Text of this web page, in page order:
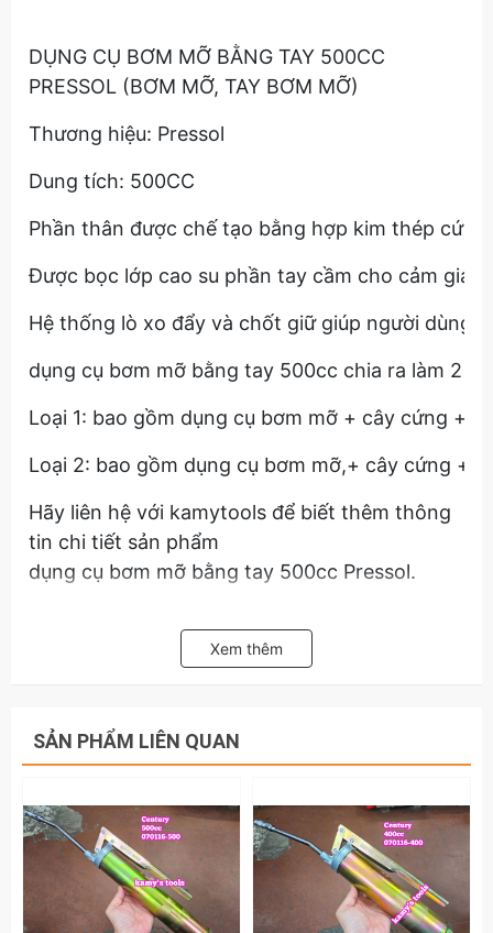
DỤNG CỤ BƠM MỠ BẰNG TAY 500CC
PRESSOL (BƠM MỠ, TAY BƠM MỠ)
Thương hiệu: Pressol
Dung tích: 500CC
Phần thân được chế tạo bằng hợp kim thép
Được bọc lớp cao su phần tay cầm cho cảm
Hệ thống lò xo đẩy và chốt giữ giúp người dùng
dụng cụ bơm mỡ bằng tay 500cc chia ra làm 2
Loại 1: bao gồm dụng cụ bơm mỡ + cây cứng +
Loại 2: bao gồm dụng cụ bơm mỡ,+ cây cứng +
Hãy liên hệ với kamytools để biết thêm thông
tin chi tiết sản phẩm
dụng cụ bơm mỡ bằng tay 500cc Pressol.
Xem thêm
SẢN PHẨM LIÊN QUAN